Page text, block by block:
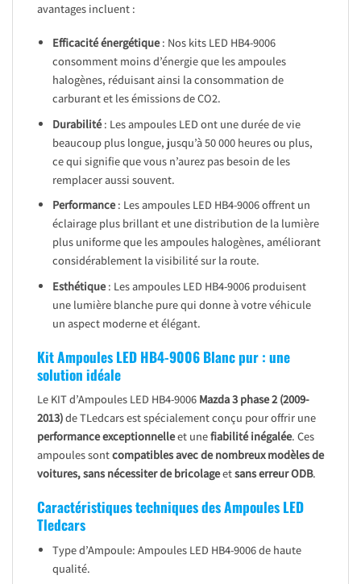
avantages incluent :
Efficacité énergétique: Nos kits LED HB4-9006
consomment moins d’énergie que les ampoules
halogènes, réduisant ainsi la consommation de
carburant et les émissions de CO2.
Durabilité: Les ampoules LED ont une durée de vie
beaucoup plus longue, jusqu’à 50 000 heures ou plus,
ce qui signifie que vous n’aurez pas besoin de les
remplacer aussi souvent.
Performance: Les ampoules LED HB4-9006 offrent un
éclairage plus brillant et une distribution de la lumière
plus uniforme que les ampoules halogènes, améliorant
considérablement la visibilité sur la route.
Esthétique: Les ampoules LED HB4-9006 produisent
une lumière blanche pure qui donne à votre véhicule
un aspect moderne et élégant.
Kit Ampoules LED HB4-9006 Blanc pur : une
solution idéale
Le KIT d’Ampoules LED HB4-9006 Mazda 3 phase 2 (2009-
2013)de TLedcars est spécialement conçu pour offrir une
performance exceptionnelleet unefiabilité inégalée. Ces
ampoules sontcompatibles avec de nombreux modèles de
voitures, sans nécessiter de bricolageetsans erreur ODB.
Caractéristiques techniques des Ampoules LED
Tledcars
Type d’Ampoule: Ampoules LED HB4-9006 de haute
qualité.